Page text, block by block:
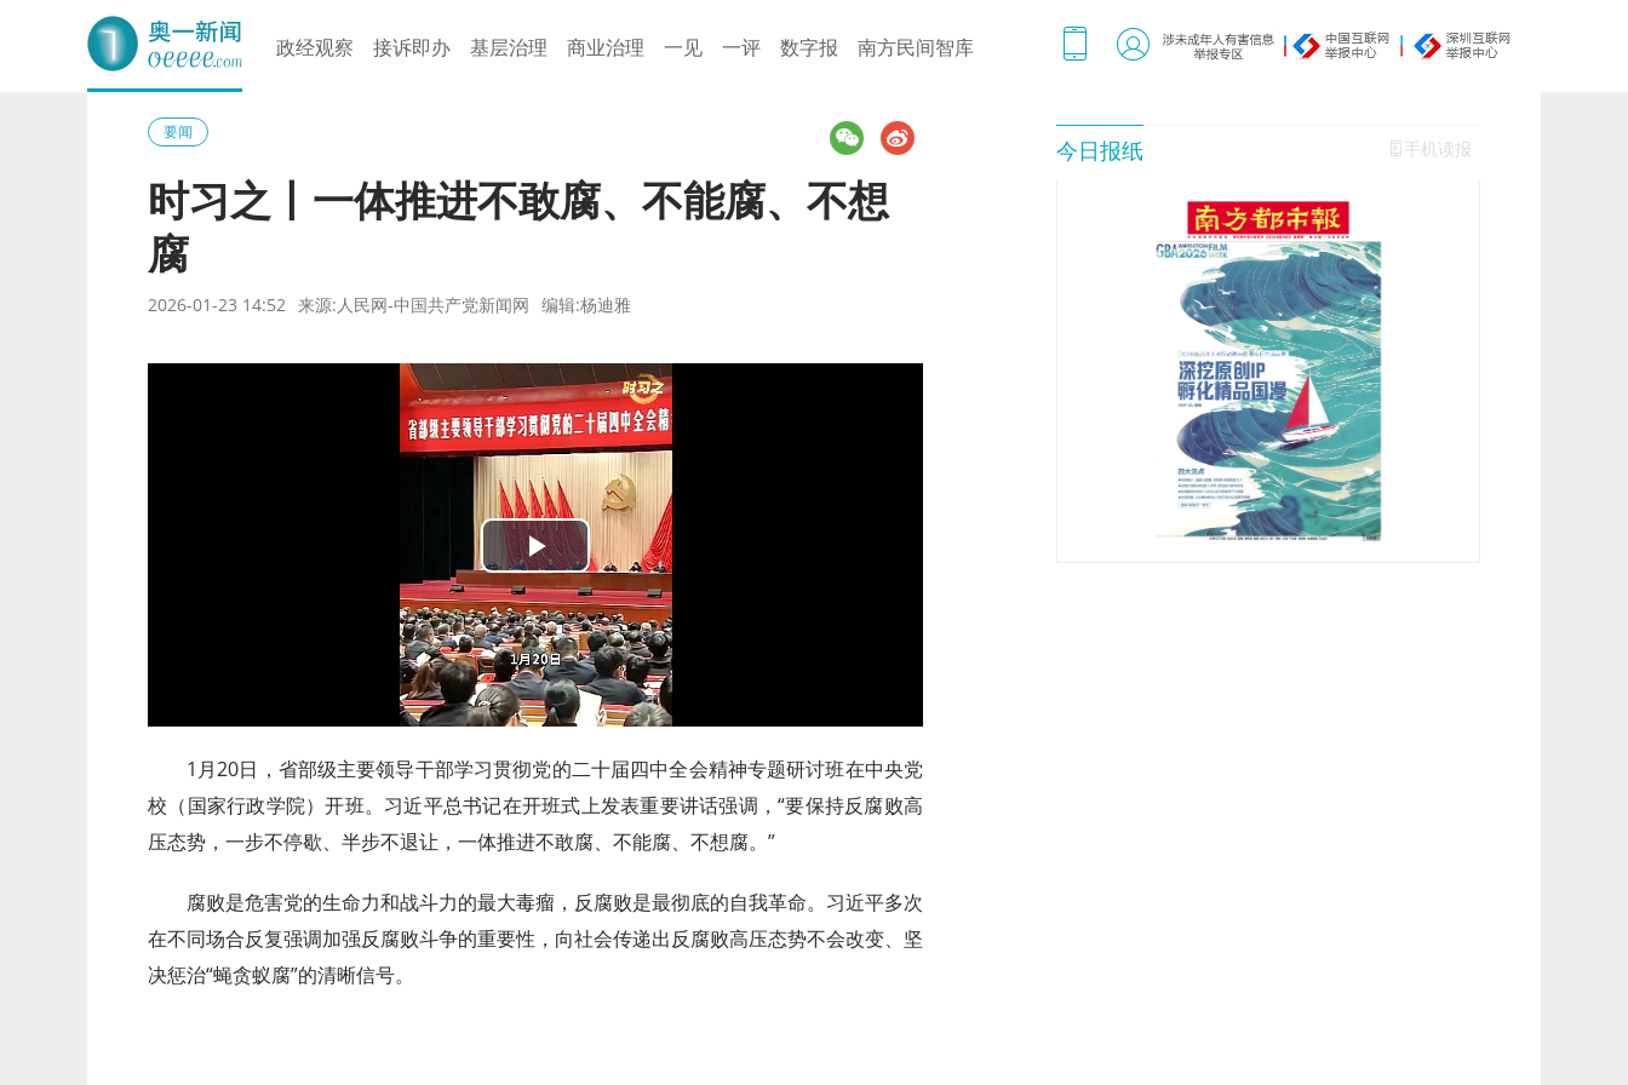
奥一网
政经观察 接诉即办 基层治理 商业治理 一见 一评 数字报 南方民间智库
要闻
时习之丨一体推进不敢腐、不能腐、不想
腐
2026-01-23 14:52 来源:人民网-中国共产党新闻网 编辑:杨迪雅
Play
Video
1月20日，省部级主要领导干部学习贯彻党的二十届四中全会精神专题研讨班在中央党
校（国家行政学院）开班。习近平总书记在开班式上发表重要讲话强调，“要保持反腐败高
压态势，一步不停歇、半步不退让，一体推进不敢腐、不能腐、不想腐。”
腐败是危害党的生命力和战斗力的最大毒瘤，反腐败是最彻底的自我革命。习近平多次
在不同场合反复强调加强反腐败斗争的重要性，向社会传递出反腐败高压态势不会改变、坚
决惩治“蝇贪蚁腐”的清晰信号。
今日报纸 手机读报